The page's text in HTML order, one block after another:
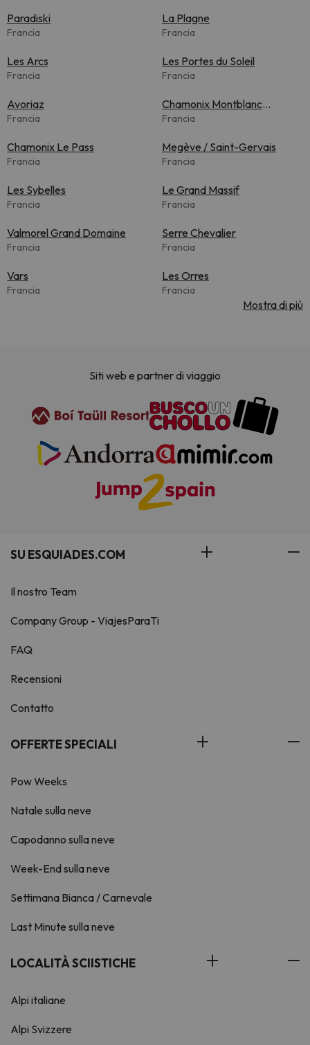
Paradiski
Francia
La Plagne
Francia
Les Arcs
Francia
Les Portes du Soleil
Francia
Avoriaz
Francia
Chamonix Montblanc
Unlimited
Francia
Chamonix Le Pass
Francia
Megève / Saint-Gervais
Francia
Les Sybelles
Francia
Le Grand Massif
Francia
Valmorel Grand Domaine
Francia
Serre Chevalier
Francia
Vars
Francia
Les Orres
Francia
Mostra di più
Siti web e partner di viaggio
SU ESQUIADES.COM
Il nostro Team
Company Group - ViajesParaTi
FAQ
Recensioni
Contatto
OFFERTE SPECIALI
Pow Weeks
Natale sulla neve
Capodanno sulla neve
Week-End sulla neve
Settimana Bianca / Carnevale
Last Minute sulla neve
LOCALITÀ SCIISTICHE
Alpi italiane
Alpi Svizzere